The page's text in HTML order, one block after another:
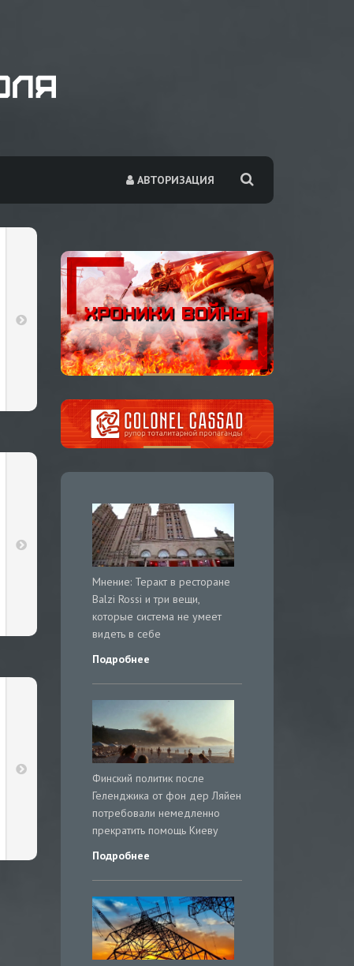
АВТОРИЗАЦИЯ
Мнение: Теракт в ресторане
Balzi Rossi и три вещи,
которые система не умеет
видеть в себе
Подробнее
Финский политик после
Геленджика от фон дер Ляйен
потребовали немедленно
прекратить помощь Киеву
Подробнее